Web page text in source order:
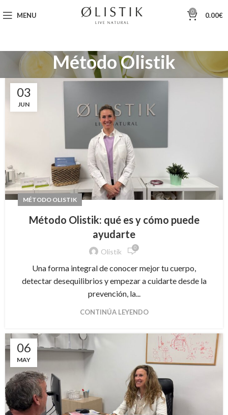
MENU 0 0.00€
Método Olistik
03
JUN
MÉTODO OLISTIK
Método Olistik: qué es y cómo puede
ayudarte
Olistik 0
Una forma integral de conocer mejor tu cuerpo,
detectar desequilibrios y empezar a cuidarte desde la
prevención, la...
CONTINÚA LEYENDO
06
MAY